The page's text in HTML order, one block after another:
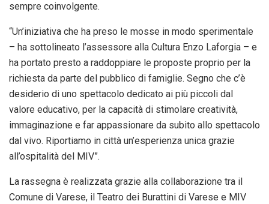
sempre coinvolgente.
“Un’iniziativa che ha preso le mosse in modo sperimentale
– ha sottolineato l’assessore alla Cultura Enzo Laforgia – e
ha portato presto a raddoppiare le proposte proprio per la
richiesta da parte del pubblico di famiglie. Segno che c’è
desiderio di uno spettacolo dedicato ai più piccoli dal
valore educativo, per la capacità di stimolare creatività,
immaginazione e far appassionare da subito allo spettacolo
dal vivo. Riportiamo in città un’esperienza unica grazie
all’ospitalità del MIV”.
La rassegna è realizzata grazie alla collaborazione tra il
Comune di Varese, il Teatro dei Burattini di Varese e MIV